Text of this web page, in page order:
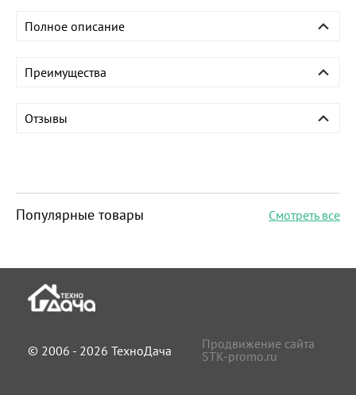
Полное описание
Преимущества
Отзывы
Популярные товары Смотреть все
© 2006 - 2026 ТехноДача
Продвижение сайта
STK-promo.ru